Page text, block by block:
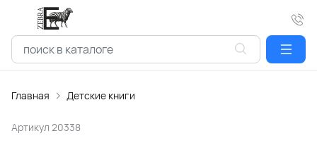
Главная Детские книги
Артикул 20338